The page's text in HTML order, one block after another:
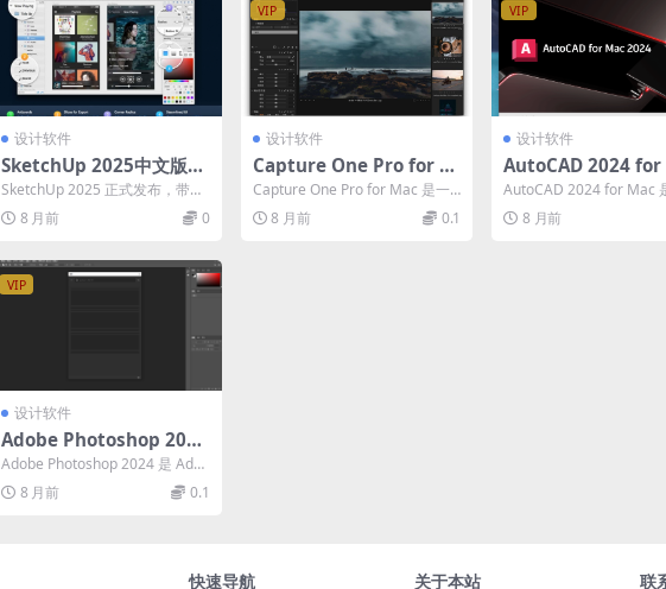
设计软件
SketchUp 2025中文版下
载丨工具全面升级
SketchUp 2025 正式发布，带来
一系列提升设计效率与视觉真实
感的重大更...
8 月前 0
VIP
设计软件
Capture One Pro for M
ac丨专业摄影师的RAW处
理首选
Capture One Pro for Mac 是一
款面向专业摄影师和高端摄影
爱...8 月前 0.1
VIP
设计软件
AutoCAD 2024 for
c：Apple Silicon原
持与智能协作革新
AutoCAD 2024 for Mac
专业的计算机辅助设计
8 月前
VIP
设计软件
Adobe Photoshop 202
4：数字图像处理王者｜AI
智能与专业创作的终极工
具
Adobe Photoshop 2024 是 Ado
be 公司出品的全球标准级数...
8 月前 0.1
快速导航 关于本站 联